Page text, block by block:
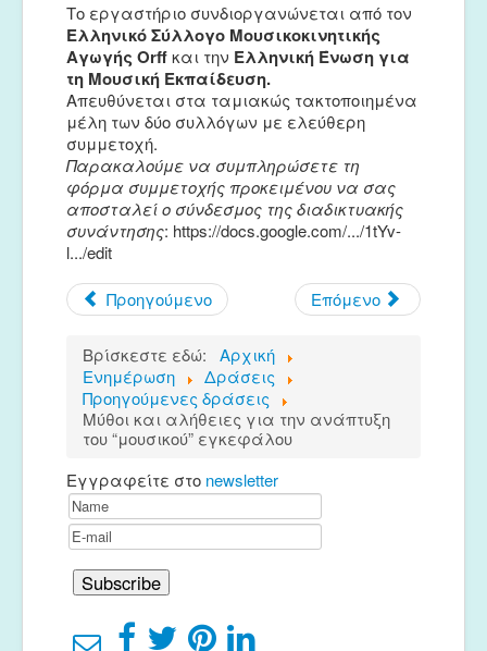
Το εργαστήριο συνδιοργανώνεται από τον
Ελληνικό Σύλλογο Μουσικοκινητικής
Αγωγής Orffκαι την Ελληνική Ένωση για
τη Μουσική Εκπαίδευση.
Απευθύνεται στα ταμιακώς τακτοποιημένα
μέλη των δύο συλλόγων με ελεύθερη
συμμετοχή.
Παρακαλούμε να συμπληρώσετε τη
φόρμα συμμετοχής προκειμένου να σας
αποσταλεί ο σύνδεσμος της διαδικτυακής
συνάντησης: https://docs.google.com/.../1tYv-
l.../edit
Προηγούμενο Επόμενο
Βρίσκεστε εδώ:
Αρχική
Ενημέρωση
Δράσεις
Προηγούμενες δράσεις
Μύθοι και αλήθειες για την ανάπτυξη
του “μουσικού” εγκεφάλου
Εγγραφείτε στο newsletter